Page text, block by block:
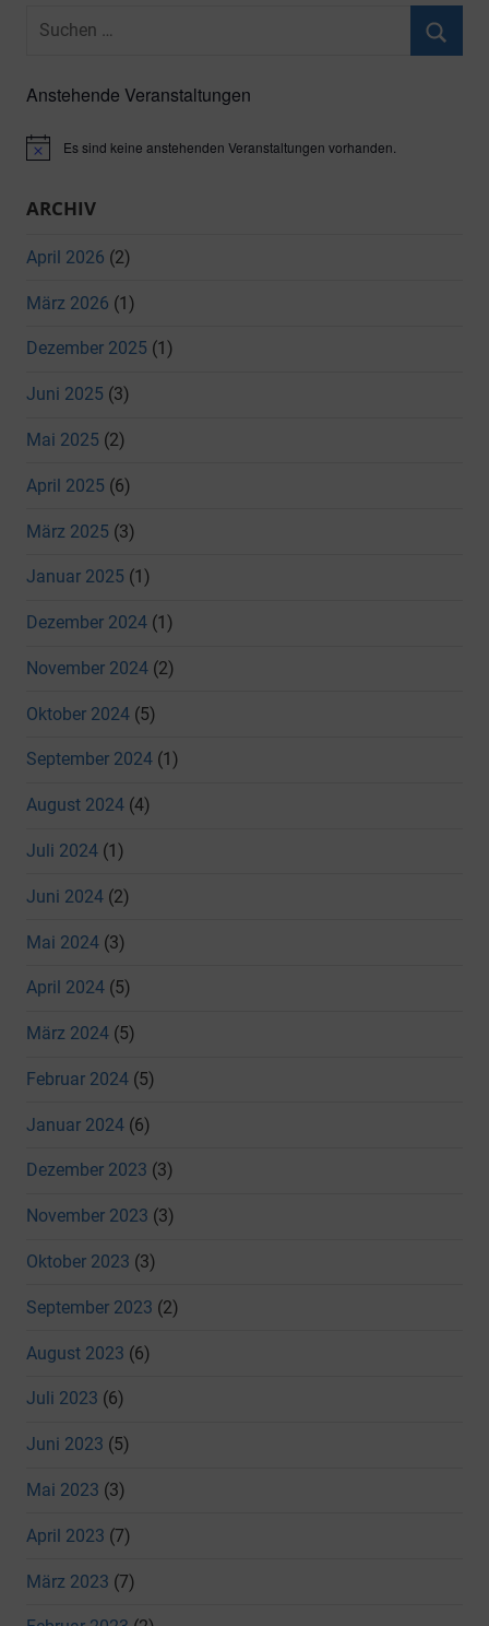
Suchen
Anstehende Veranstaltungen
HinweisEs sind keine anstehenden Veranstaltungen vorhanden.
ARCHIV
April 2026 (2)
März 2026 (1)
Dezember 2025 (1)
Juni 2025 (3)
Mai 2025 (2)
April 2025 (6)
März 2025 (3)
Januar 2025 (1)
Dezember 2024 (1)
November 2024 (2)
Oktober 2024 (5)
September 2024 (1)
August 2024 (4)
Juli 2024 (1)
Juni 2024 (2)
Mai 2024 (3)
April 2024 (5)
März 2024 (5)
Februar 2024 (5)
Januar 2024 (6)
Dezember 2023 (3)
November 2023 (3)
Oktober 2023 (3)
September 2023 (2)
August 2023 (6)
Juli 2023 (6)
Juni 2023 (5)
Mai 2023 (3)
April 2023 (7)
März 2023 (7)